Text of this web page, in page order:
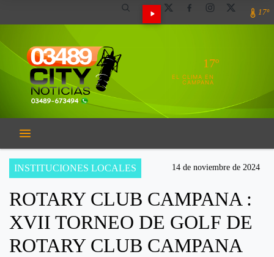
17º
17º
EL CLIMA EN
CAMPANA
INSTITUCIONES LOCALES 14 de noviembre de 2024
ROTARY CLUB CAMPANA :
XVII TORNEO DE GOLF DE
ROTARY CLUB CAMPANA